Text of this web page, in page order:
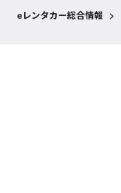
eレンタカー総合情報 >